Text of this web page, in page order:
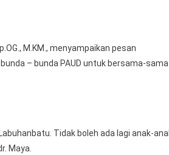
M.KM., menyampaikan pesan
– bunda PAUD untuk bersama-sama
Tidak boleh ada lagi anak-
Maya.